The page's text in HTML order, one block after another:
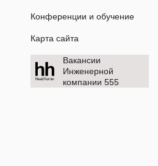
Конференции и обучение
Карта сайта
Вакансии
Инженерной
компании 555